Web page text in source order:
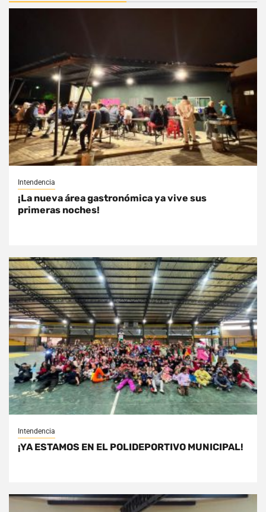
Intendencia
¡La nueva área gastronómica ya vive sus
primeras noches!
Intendencia
¡YA ESTAMOS EN EL POLIDEPORTIVO MUNICIPAL!